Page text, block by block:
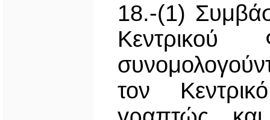
18.-(1)
Κεντρικού
τον